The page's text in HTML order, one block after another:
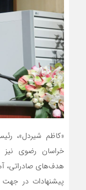
«کاظم شیردل»،
خراسان رضوی نیز
هدف‌های صادراتی،
پیشنهادات در جهت